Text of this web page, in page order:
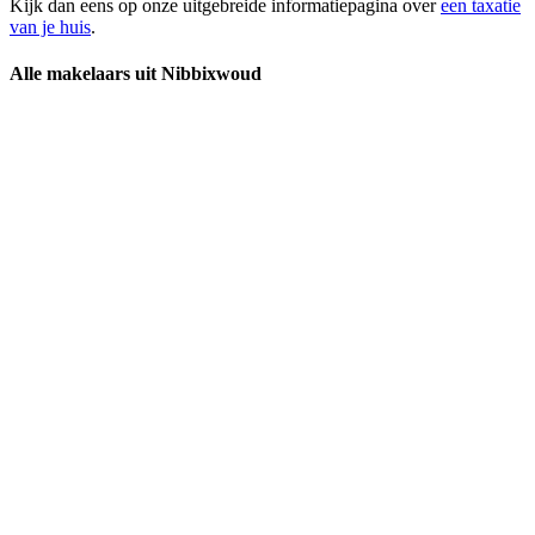
Kijk dan eens op onze uitgebreide informatiepagina overeen taxatie
van je huis.
Alle makelaars uit Nibbixwoud